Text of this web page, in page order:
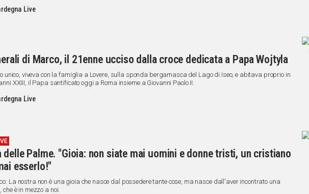
Live
di Marco, il 21enne ucciso dalla croce dedicata a Papa Wojtyla
unico, viveva con la famiglia a Lovere, sulla sponda bergamasca del Lago di Iseo, e abitava proprio in
XXIII, il Papa santificato oggi a Roma insieme a Giovanni Paolo II.
Live
delle Palme. "Gioia: non siate mai uomini e donne tristi, un cristiano
esserlo!"
La nostra non è una gioia che nasce dal possedere tante cose, ma nasce dall'aver incontrato una
che è in mezzo a noi.